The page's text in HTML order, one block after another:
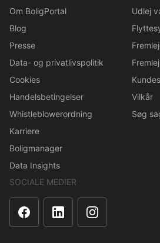
Om BoligPortal
Blog
Presse
Data- og privatlivspolitik
Cookies
Handelsbetingelser
Whistleblowerordning
Karriere
Boligmanager
Data Insights
Udlej
Vilkår
Søg
SOCIALE MEDIER